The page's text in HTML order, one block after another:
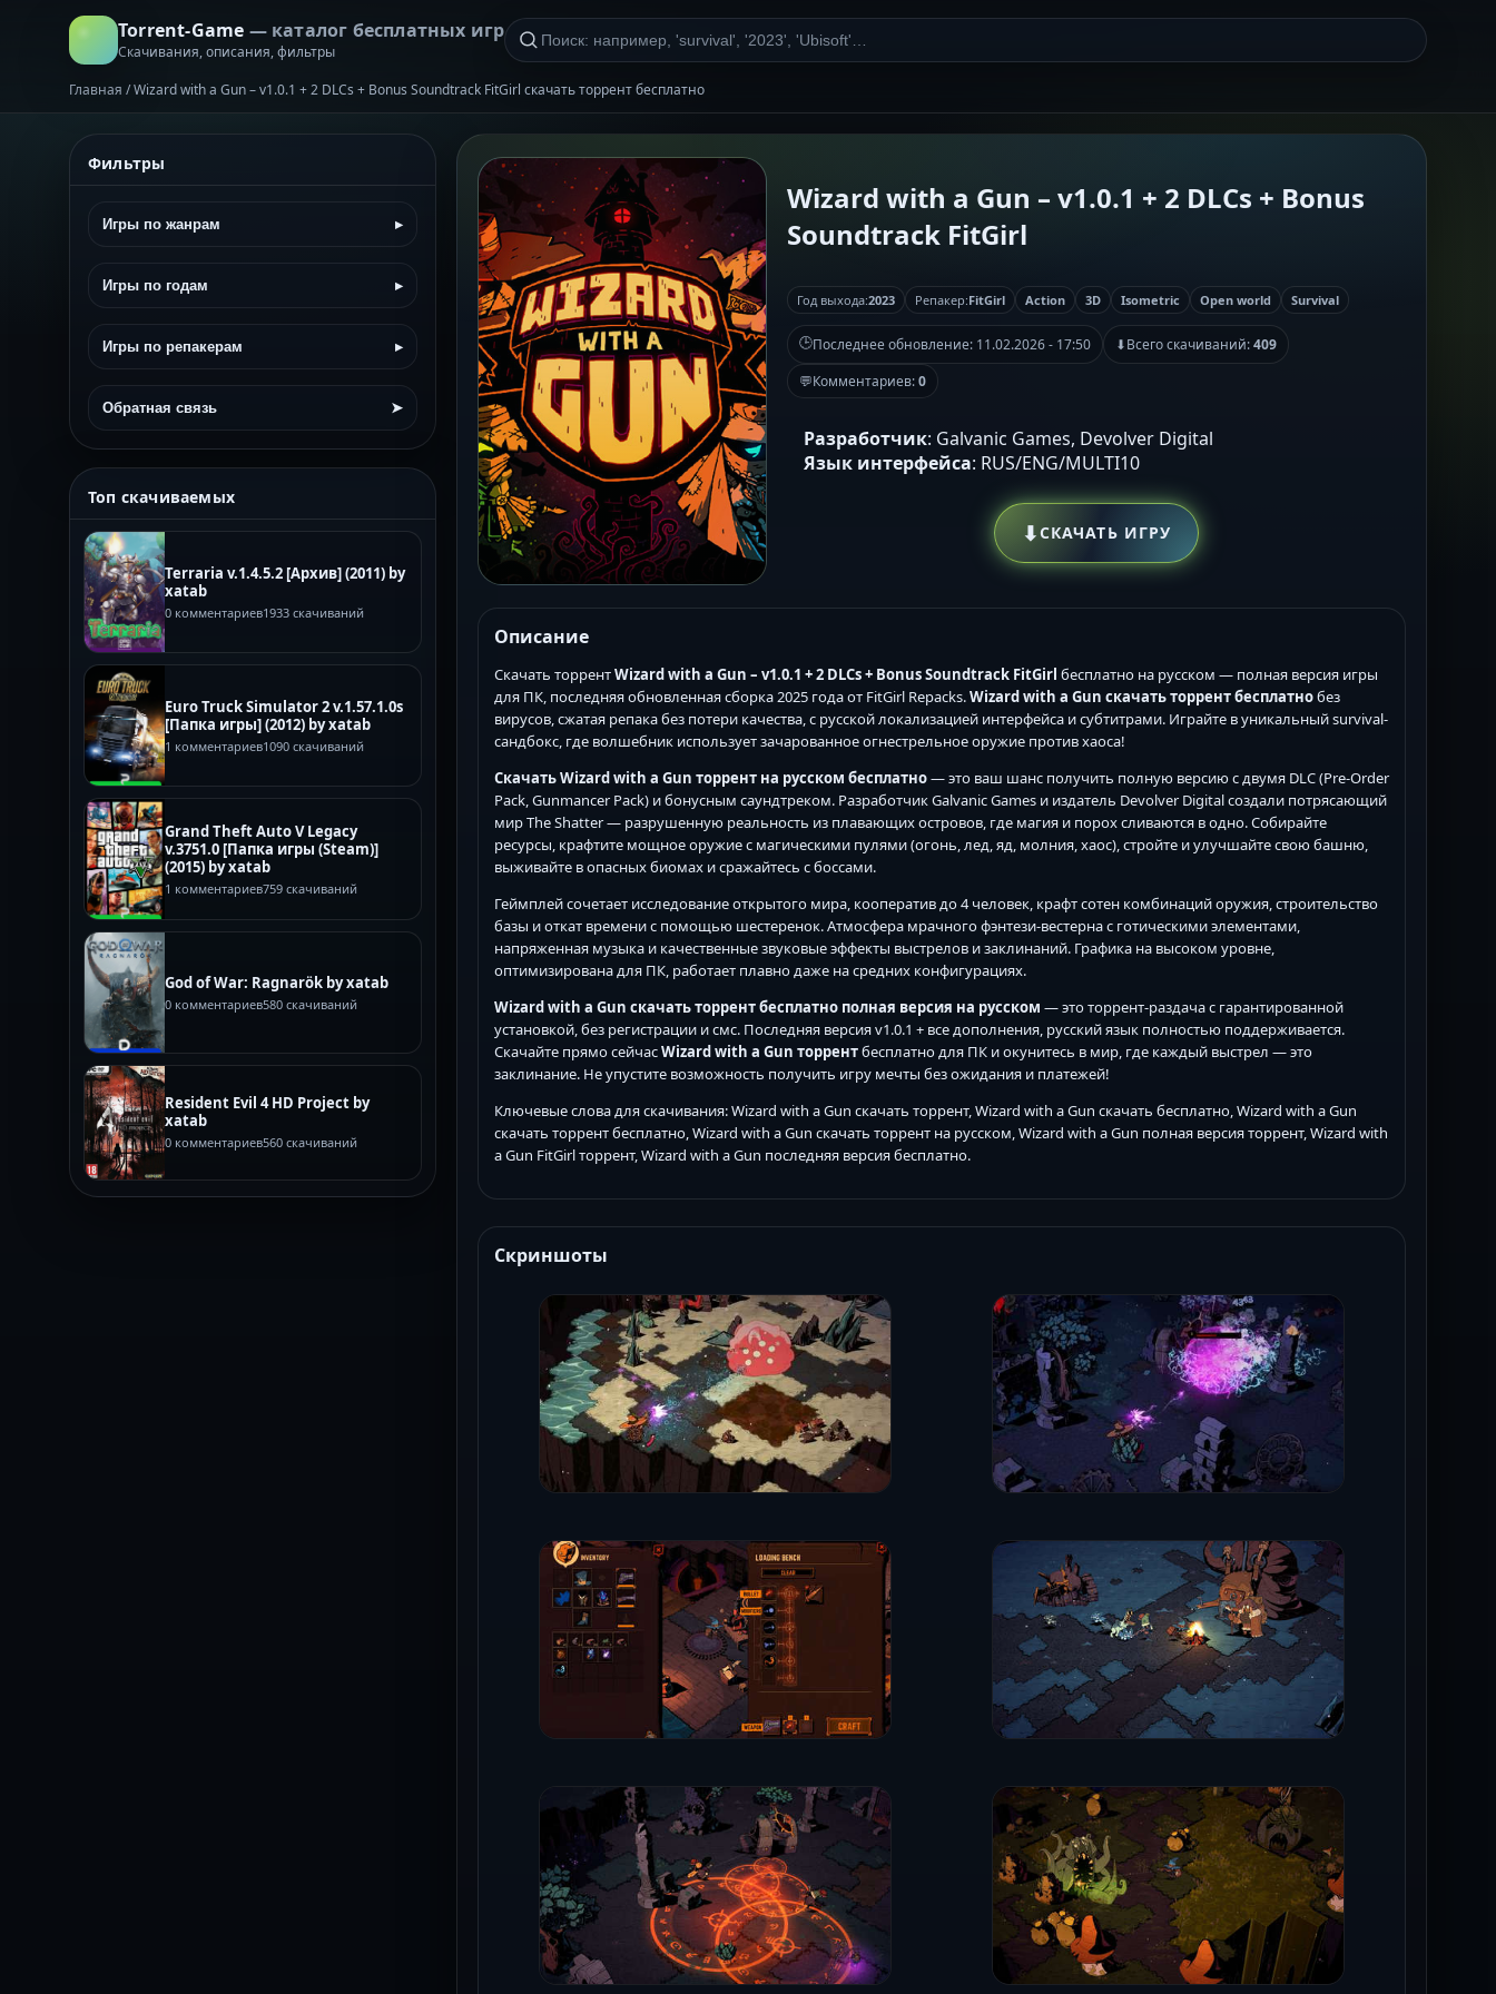
Torrent-Game — каталог бесплатных игр
Скачивания, описания, фильтры
Главная /Wizard with a Gun – v1.0.1 + 2 DLCs + Bonus Soundtrack FitGirl скачать торрент бесплатно
Фильтры
Игры по жанрам ▸
Игры по годам ▸
Игры по репакерам ▸
Обратная связь ➤
Топ скачиваемых
Terraria v.1.4.5.2 [Архив] (2011) by
xatab
0 комментариев1933 скачиваний
Euro Truck Simulator 2 v.1.57.1.0s
[Папка игры] (2012) by xatab
1 комментариев1090 скачиваний
Grand Theft Auto V Legacy
v.3751.0 [Папка игры (Steam)]
(2015) by xatab
1 комментариев759 скачиваний
God of War: Ragnarök by xatab
0 комментариев580 скачиваний
Resident Evil 4 HD Project by
xatab
0 комментариев560 скачиваний
Wizard with a Gun – v1.0.1 + 2 DLCs + Bonus
Soundtrack FitGirl
Год выхода:2023 Репакер:FitGirl Action 3D Isometric Open world Survival
🕒Последнее обновление: 11.02.2026 - 17:50 ⬇Всего скачиваний:409
💬Комментариев:0
Разработчик: Galvanic Games, Devolver Digital
Язык интерфейса: RUS/ENG/MULTI10
⬇СКАЧАТЬ ИГРУ
Описание
Скачать торрентWizard with a Gun – v1.0.1 + 2 DLCs + Bonus Soundtrack FitGirl бесплатно на русском — полная версия игры
для ПК, последняя обновленная сборка 2025 года от FitGirl Repacks.Wizard with a Gun скачать торрент бесплатнобез
вирусов, сжатая репака без потери качества, с русской локализацией интерфейса и субтитрами. Играйте в уникальный survival-
сандбокс, где волшебник использует зачарованное огнестрельное оружие против хаоса!
Скачать Wizard with a Gun торрент на русском бесплатно— это ваш шанс получить полную версию с двумя DLC (Pre-Order
Pack, Gunmancer Pack) и бонусным саундтреком. Разработчик Galvanic Games и издатель Devolver Digital создали потрясающий
мир The Shatter — разрушенную реальность из плавающих островов, где магия и порох сливаются в одно. Собирайте
ресурсы, крафтите мощное оружие с магическими пулями (огонь, лед, яд, молния, хаос), стройте и улучшайте свою башню,
выживайте в опасных биомах и сражайтесь с боссами.
Геймплей сочетает исследование открытого мира, кооператив до 4 человек, крафт сотен комбинаций оружия, строительство
базы и откат времени с помощью шестеренок. Атмосфера мрачного фэнтези-вестерна с готическими элементами,
напряженная музыка и качественные звуковые эффекты выстрелов и заклинаний. Графика на высоком уровне,
оптимизирована для ПК, работает плавно даже на средних конфигурациях.
Wizard with a Gun скачать торрент бесплатно полная версия на русском — это торрент-раздача с гарантированной
установкой, без регистрации и смс. Последняя версия v1.0.1 + все дополнения, русский язык полностью поддерживается.
Скачайте прямо сейчасWizard with a Gun торрентбесплатно для ПК и окунитесь в мир, где каждый выстрел — это
заклинание. Не упустите возможность получить игру мечты без ожидания и платежей!
Ключевые слова для скачивания: Wizard with a Gun скачать торрент, Wizard with a Gun скачать бесплатно, Wizard with a Gun
скачать торрент бесплатно, Wizard with a Gun скачать торрент на русском, Wizard with a Gun полная версия торрент, Wizard with
a Gun FitGirl торрент, Wizard with a Gun последняя версия бесплатно.
Скриншоты